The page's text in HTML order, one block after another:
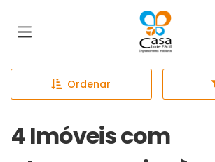
Página
Ordenar
4 Imóveis com